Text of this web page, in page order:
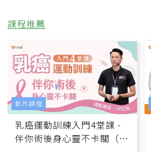
課程推薦
乳癌運動訓練入門4堂課 -
伴你術後身心靈不卡關（線
影片課程